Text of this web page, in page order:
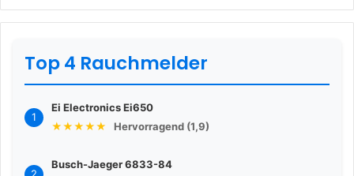
Top 4 Rauchmelder
1
Ei Electronics Ei650
★★★★★
Hervorragend (1,9)
Busch-Jaeger 6833-84